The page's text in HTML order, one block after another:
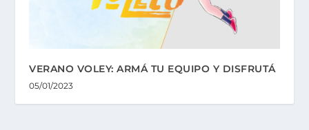
VERANO VOLEY: ARMÁ TU EQUIPO Y DISFRUTÁ
05/01/2023